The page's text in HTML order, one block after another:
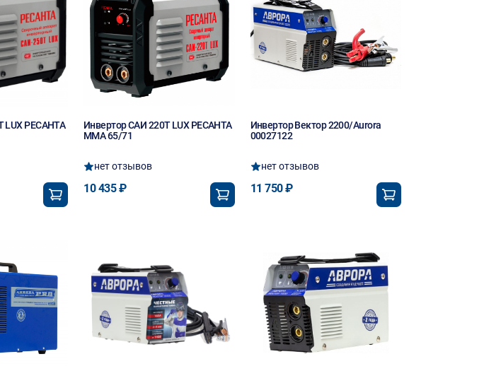
LUX РЕСАНТА
Инвертор САИ 220Т LUX РЕСАНТА
MMA 65/71
нет отзывов
10 435 ₽
Инвертор Вектор 2200/Aurora
00027122
нет отзывов
11 750 ₽